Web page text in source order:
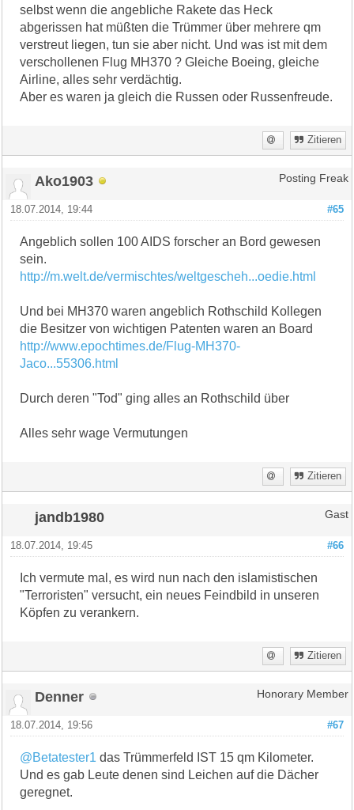
selbst wenn die angebliche Rakete das Heck
abgerissen hat müßten die Trümmer über mehrere qm
verstreut liegen, tun sie aber nicht. Und was ist mit dem
verschollenen Flug MH370 ? Gleiche Boeing, gleiche
Airline, alles sehr verdächtig.
Aber es waren ja gleich die Russen oder Russenfreude.
Zitieren
Ako1903 Posting Freak
#65
18.07.2014, 19:44
Angeblich sollen 100 AIDS forscher an Bord gewesen
sein.
http://m.welt.de/vermischtes/weltgescheh...oedie.html
Und bei MH370 waren angeblich Rothschild Kollegen
die Besitzer von wichtigen Patenten waren an Board
http://www.epochtimes.de/Flug-MH370-
Jaco...55306.html
Durch deren "Tod" ging alles an Rothschild über
Alles sehr wage Vermutungen
Zitieren
jandb1980 Gast
#66
18.07.2014, 19:45
Ich vermute mal, es wird nun nach den islamistischen
"Terroristen" versucht, ein neues Feindbild in unseren
Köpfen zu verankern.
Zitieren
Denner Honorary Member
#67
18.07.2014, 19:56
@Betatester1 das Trümmerfeld IST 15 qm Kilometer.
Und es gab Leute denen sind Leichen auf die Dächer
geregnet.